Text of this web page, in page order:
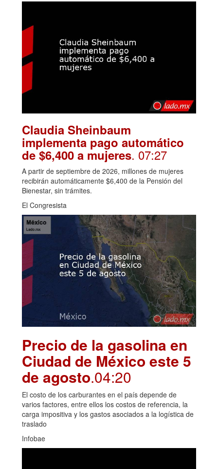
Claudia Sheinbaum
implementa pago automático
de $6,400 a mujeres. 07:27
A partir de septiembre de 2026, millones de mujeres
recibirán automáticamente $6,400 de la Pensión del
Bienestar, sin trámites.
El Congresista
Precio de la gasolina en
Ciudad de México este 5
de agosto.04:20
El costo de los carburantes en el país depende de
varios factores, entre ellos los costos de referencia, la
carga impositiva y los gastos asociados a la logística de
traslado
Infobae